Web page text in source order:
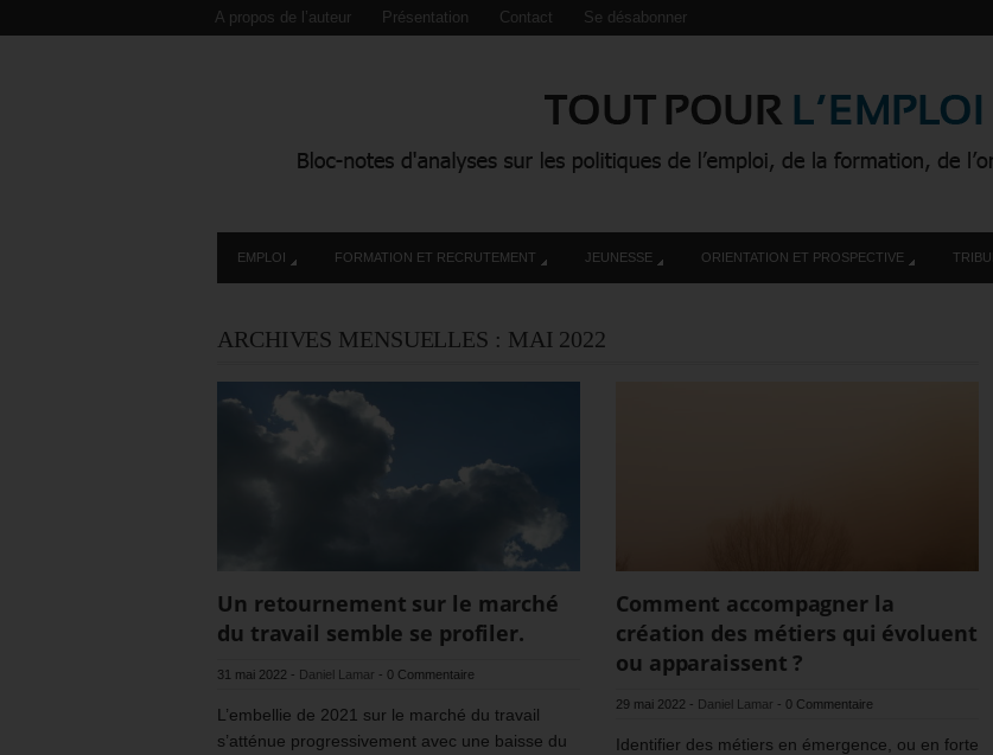
A propos de l’auteur Présentation Contact Se désabonner
EMPLOI FORMATION ET RECRUTEMENT JEUNESSE ORIENTATION ET PROSPECTIVE
ARCHIVES MENSUELLES : MAI 2022
Un retournement sur le marché
du travail semble se profiler.
31 mai 2022 - Daniel Lamar - 0 Commentaire
L’embellie de 2021 sur le marché du travail
s’atténue progressivement avec une baisse du
Comment accompagner la
création des métiers qui évoluent
ou apparaissent ?
29 mai 2022 - Daniel Lamar - 0 Commentaire
Identifier des métiers en émergence, ou en forte